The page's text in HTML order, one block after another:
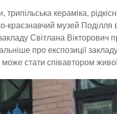
трипільська кераміка,
краєзнавчий музей
Світлана Вікторович
про експозиції
стати співавтором живої